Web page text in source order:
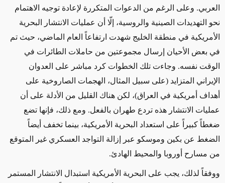
العربي. وعلى الرغم من الدعوات المتكررة لإعادة توجيه الاهتمام
نحو التهديدات الصينية والروسية، إلّا أن عمليات الانتشار البحرية
الأمريكية في منطقة الخليج شهدت ارتفاعاً العام الماضي، حيث تم
في بعض الأحيان إرسال مجموعتين من حاملات الطائرات في
الوقت نفسه. وجاءت تلك الخطوات كرد مباشر على العدوان
الإيراني المتزايد (على سبيل المثال، الهجمات الصاروخية على
أهداف أمريكية في العراق)، لكن هناك القليل من الأدلة على أن
عمليات الانتشار هذه تردع طهران بالفعل. ومع ذلك، فإنها تضع
ضغطاً كبيراً على استعداد البحرية الأمريكية، بينما تخفف أيضاً
الضغط عن بكين وموسكو عبر إزالة التواجد العسكري غير المتوقع
من مسارح أوروبا والمحيط الهادئ.
ووفقاً لذلك، يجب على البحرية الأمريكية استبدال الانتشار المستمر